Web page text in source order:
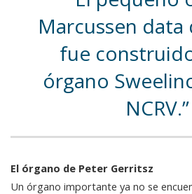
Marcussen data
fue
órgano
NCRV.
El órgano de Peter Gerritsz
Un órgano importante ya no se